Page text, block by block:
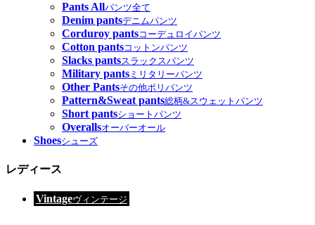
Pants Allパンツ全て
Denim pantsデニムパンツ
Corduroy pantsコーデュロイパンツ
Cotton pantsコットンパンツ
Slacks pantsスラックスパンツ
Military pants ミリタリーパンツ
Other Pantsその他ポリパンツ
Pattern&Sweat pants総柄&スウェットパンツ
Short pantsショートパンツ
Overallsオーバーオール
Shoesシューズ
レディース
Vintageヴィンテージ